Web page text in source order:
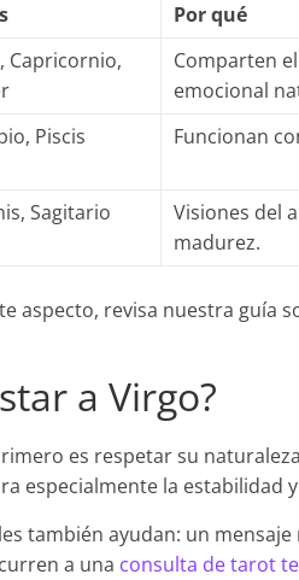
Por qué
Capricornio,
Comparten
emocional
Piscis Funcionan
Sagitario
Visiones del
madurez.
aspecto, revisa nuestra guía
a Virgo?
es respetar su
especialmente la estabilidad
también ayudan: un
a una consulta de tarot